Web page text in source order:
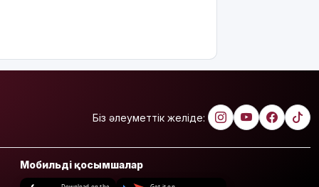
Біз әлеуметтік желіде:
Мобильді қосымшалар